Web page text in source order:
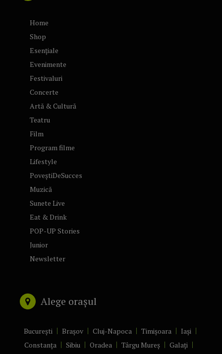
Home
Shop
Esențiale
Evenimente
Festivaluri
Concerte
Artă & Cultură
Teatru
Film
Program filme
Lifestyle
PoveștiDeSucces
Muzică
Sunete Live
Eat & Drink
POP-UP Stories
Junior
Newsletter
Alege orașul
București Brașov Cluj-Napoca Timișoara
Iași
Constanța
Sibiu Oradea Târgu Mureș
Galați